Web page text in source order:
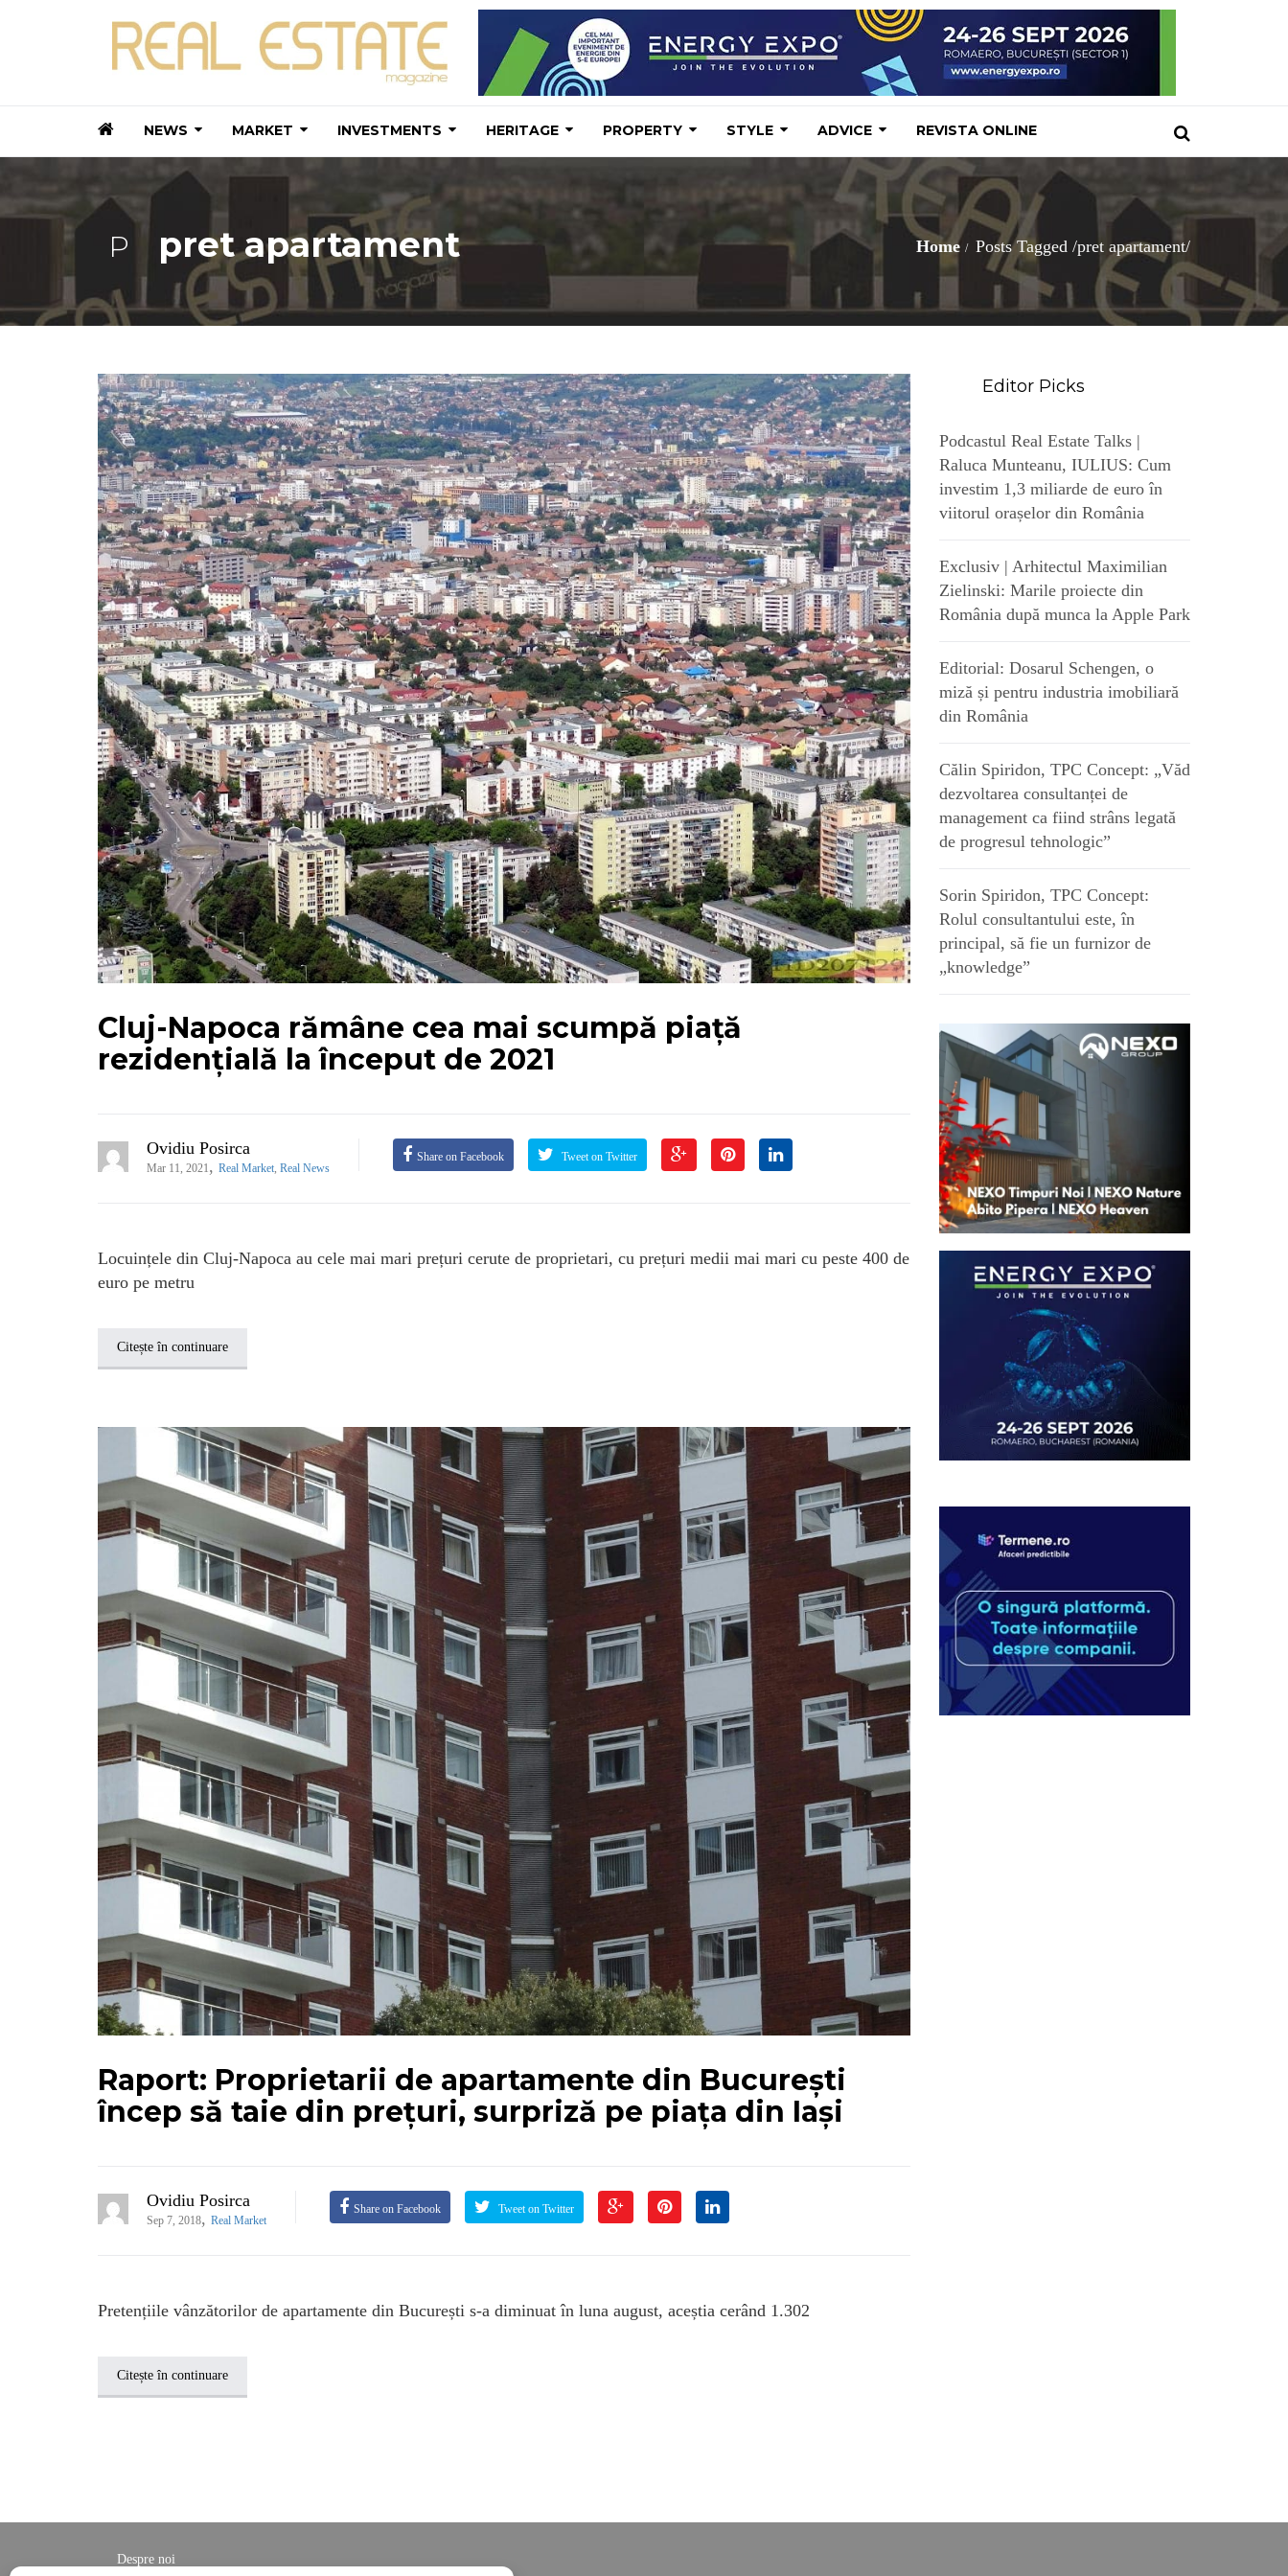
NEWS MARKET INVESTMENTS HERITAGE PROPERTY STYLE ADVICE REVISTA ONLINE
P pret apartament Home Posts Tagged /pret apartament/
Cluj-Napoca rămâne cea mai scumpă piață
rezidențială la început de 2021
Ovidiu Posirca
Mar 11, 2021 , Real Market Real News
Share on Facebook Tweet on Twitter
Locuințele din Cluj-Napoca au cele mai mari prețuri cerute de proprietari, cu prețuri medii mai mari cu peste 400 de
euro pe metru
Citește în continuare
Raport: Proprietarii de apartamente din București
încep să taie din prețuri, surpriză pe piața din Iași
Ovidiu Posirca
Sep 7, 2018, Real Market
Share on Facebook Tweet on Twitter
Pretențiile vânzătorilor de apartamente din București s-a diminuat în luna august, aceștia cerând 1.302
Citește în continuare
Editor Picks
Podcastul Real Estate Talks |
Raluca Munteanu, IULIUS: Cum
investim 1,3 miliarde de euro în
viitorul orașelor din România
Exclusiv | Arhitectul Maximilian
Zielinski: Marile proiecte din
România după munca la Apple Park
Editorial: Dosarul Schengen, o
miză și pentru industria imobiliară
din România
Călin Spiridon, TPC Concept: „Văd
dezvoltarea consultanței de
management ca fiind strâns legată
de progresul tehnologic”
Sorin Spiridon, TPC Concept:
Rolul consultantului este, în
principal, să fie un furnizor de
„knowledge”
Despre noi